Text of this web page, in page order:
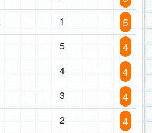
1 5
5 4
4 4
3 4
2 4